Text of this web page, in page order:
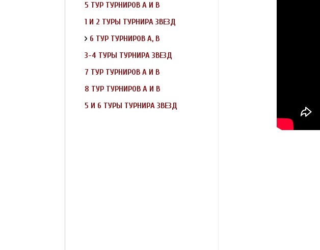
5 ТУР ТУРНИРОВ А И В
1 И 2 ТУРЫ ТУРНИРА ЗВЕЗД
6 ТУР ТУРНИРОВ А, В
3-4 ТУРЫ ТУРНИРА ЗВЕЗД
7 ТУР ТУРНИРОВ А И В
8 ТУР ТУРНИРОВ А И В
5 И 6 ТУРЫ ТУРНИРА ЗВЕЗД